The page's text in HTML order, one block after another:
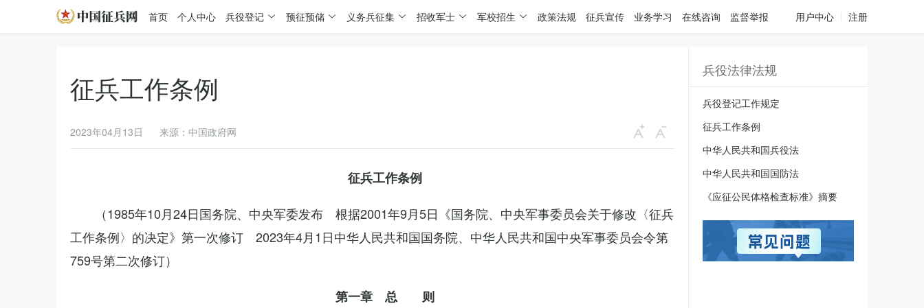
首页 个人中心 兵役登记 预征预储 义务兵征集 招收军士 军校招生 政策法规 征兵宣传 业务学习 在线咨询 监督举报 用户中心 注册
征兵工作条例
2023年04月13日 来源：中国政府网
征兵工作条例
（1985年10月24日国务院、中央军委发布 根据2001年9月5日《国务院、中央军事委员会关于修改〈征兵
工作条例〉的决定》第一次修订 2023年4月1日中华人民共和国国务院、中华人民共和国中央军事委员会令第
759号第二次修订）
第一章 总 则
兵役法律法规
兵役登记工作规定
征兵工作条例
中华人民共和国兵役法
中华人民共和国国防法
《应征公民体格检查标准》摘要